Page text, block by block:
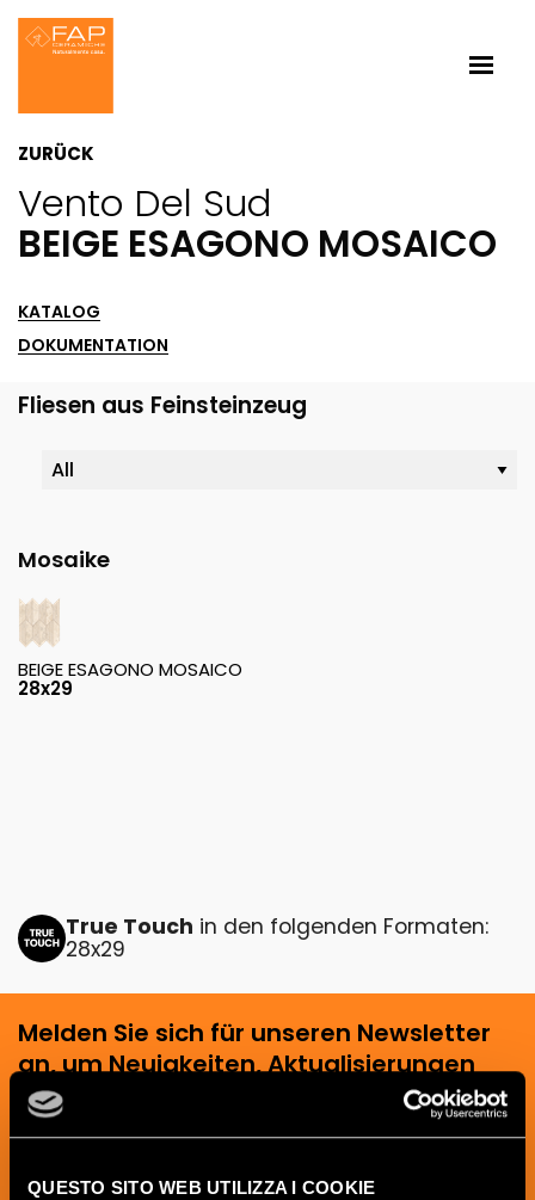
QUESTO SITO WEB UTILIZZA I COOKIE
ZURÜCK
Vento Del Sud
BEIGE ESAGONO MOSAICO
KATALOG
DOKUMENTATION
Fliesen aus Feinsteinzeug
Mosaike
BEIGE ESAGONO MOSAICO
28x29
True Touch in den folgenden Formaten:
28x29
Melden Sie sich für unseren Newsletter
an, um Neuigkeiten, Aktualisierungen
und kreative Ideen aus der Welt der
Keramik und des Interior Designs zu